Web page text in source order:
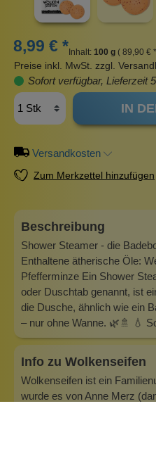
8,99 € * Inhalt: 100 g ( 89,90 €
Preise inkl. MwSt. zzgl.
Sofort verfügbar, Lieferzeit
IN
Versandkosten
Zum Merkzettel hinzufügen
Beschreibung
Shower Steamer - die
Enthaltene ätherische Öle:
Pfefferminze Ein Shower
oder Duschtab genannt, ist
die Dusche, ähnlich wie ein
– nur ohne Wanne. 🌿🚿 💧
Info zu Wolkenseifen
Wolkenseifen ist ein
wurde es von Anne Merz